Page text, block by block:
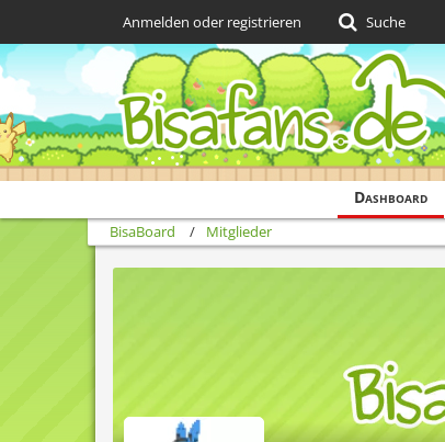
Dashboard
Anmelden oder registrieren Suche
BisaBoard Mitglieder